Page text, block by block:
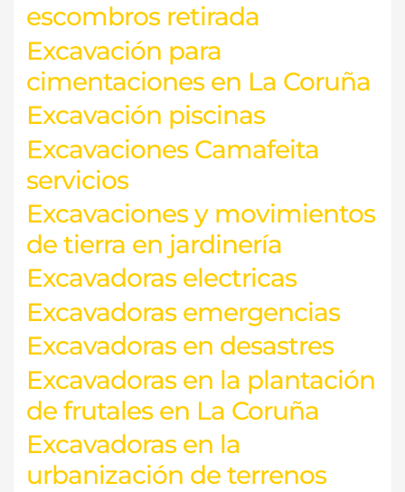
escombros retirada
Excavación para
cimentaciones en La Coruña
Excavación piscinas
Excavaciones Camafeita
servicios
Excavaciones y movimientos
de tierra en jardinería
Excavadoras electricas
Excavadoras emergencias
Excavadoras en desastres
Excavadoras en la plantación
de frutales en La Coruña
Excavadoras en la
urbanización de terrenos